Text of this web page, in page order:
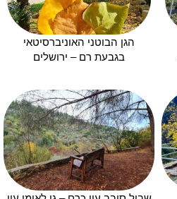
הגן הבוטני האוניברסיטאי
בגבעת רם – ירושלים